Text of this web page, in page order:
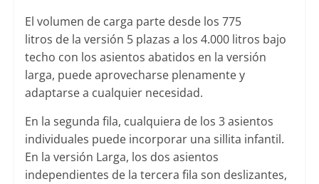
El volumen de carga parte desde los 775
litros de la versión 5 plazas a los 4.000 litros bajo
techo con los asientos abatidos en la versión
larga, puede aprovecharse plenamente y
adaptarse a cualquier necesidad.
En la segunda fila, cualquiera de los 3 asientos
individuales puede incorporar una sillita infantil.
En la versión Larga, los dos asientos
independientes de la tercera fila son deslizantes,